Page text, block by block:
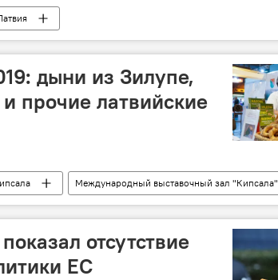
дыни из Зилупе,
прочие латвийские
Международный выставочный зал "Кипсала"
отсутствие
ЕС